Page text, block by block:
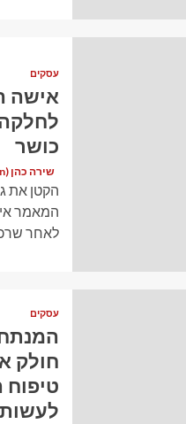
עסקים
אישה
לחלקה
כושר
שירה כהן (Shira Cohen)
הקטן את
המאמר
לאחר
עסקים
חולק
לעשות